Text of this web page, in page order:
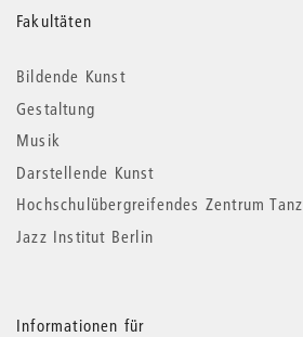
Weitere
Informationen
Fakultäten
Bildende Kunst
Gestaltung
Musik
Darstellende Kunst
Hochschulübergreifendes Zentrum Tanz
Jazz Institut Berlin
Informationen für